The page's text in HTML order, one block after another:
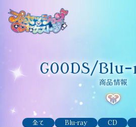
GOODS/
商品情報
全て Blu-ray CD